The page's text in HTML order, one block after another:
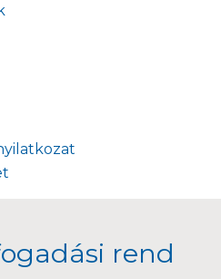
rend